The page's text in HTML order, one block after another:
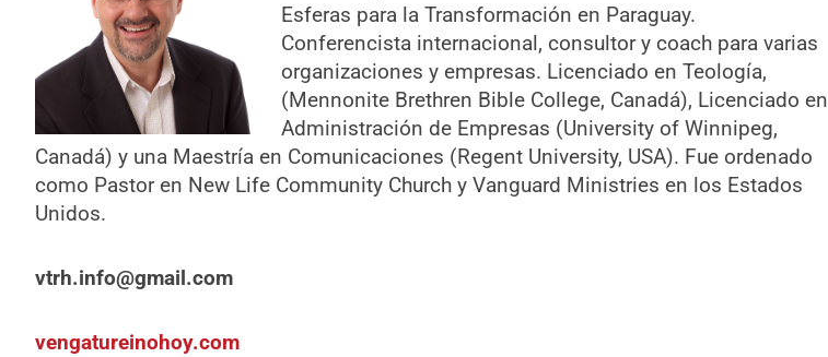
Esferas para la Transformación en Paraguay.
Conferencista internacional, consultor y coach para varias
organizaciones y empresas. Licenciado en Teología,
(Mennonite Brethren Bible College, Canadá), Licenciado en
Administración de Empresas (University of Winnipeg,
Canadá) y una Maestría en Comunicaciones (Regent University, USA). Fue ordenado
como Pastor en New Life Community Church y Vanguard Ministries en los Estados
Unidos.
vtrh.info@gmail.com
vengatureinohoy.com